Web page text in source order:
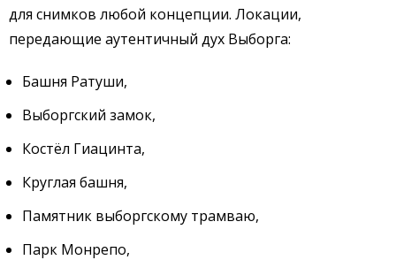
для снимков любой концепции. Локации,
передающие аутентичный дух Выборга:
Башня Ратуши,
Выборгский замок,
Костёл Гиацинта,
Круглая башня,
Памятник выборгскому трамваю,
Парк Монрепо,